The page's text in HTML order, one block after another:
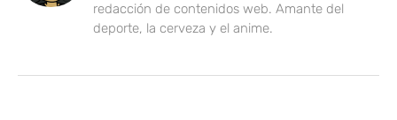
redacción de contenidos web. Amante del
deporte, la cerveza y el anime.